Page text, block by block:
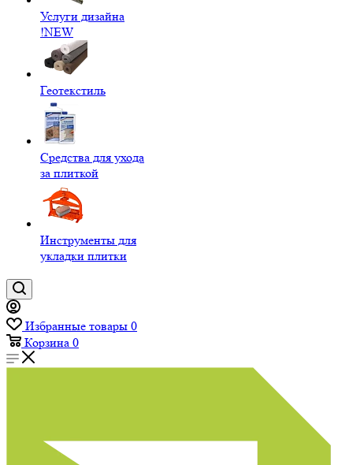
Услуги дизайна
!NEW
Геотекстиль
Средства для ухода
за плиткой
Инструменты для
укладки плитки
Избранные товары 0
Корзина 0